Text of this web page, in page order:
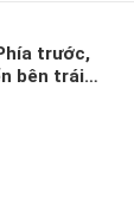
trước,
bên trái